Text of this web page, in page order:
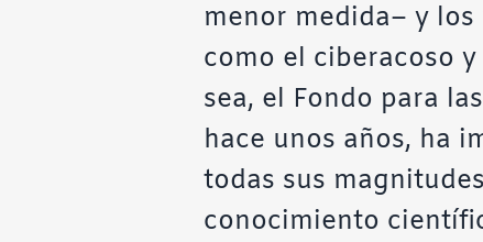
menor medida– y
como el ciberacoso
sea, el Fondo para
hace unos años, ha
todas sus
conocimiento